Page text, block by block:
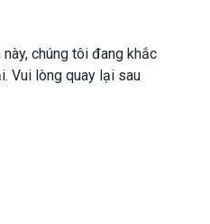
chúng tôi đang khắc
Vui lòng quay lại sau